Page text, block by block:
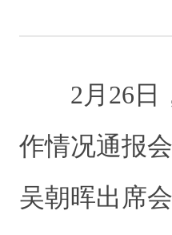
2月26日
作情况通报
吴朝晖出席